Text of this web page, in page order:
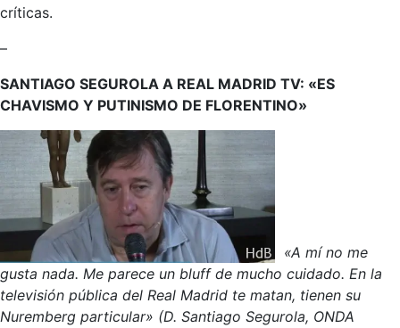
críticas.
–
SANTIAGO SEGUROLA A REAL MADRID TV: «ES
CHAVISMO Y PUTINISMO DE FLORENTINO»
«A mí no me
gusta nada. Me parece un bluff de mucho cuidado. En la
televisión pública del Real Madrid te matan, tienen su
Nuremberg particular» (D. Santiago Segurola, ONDA